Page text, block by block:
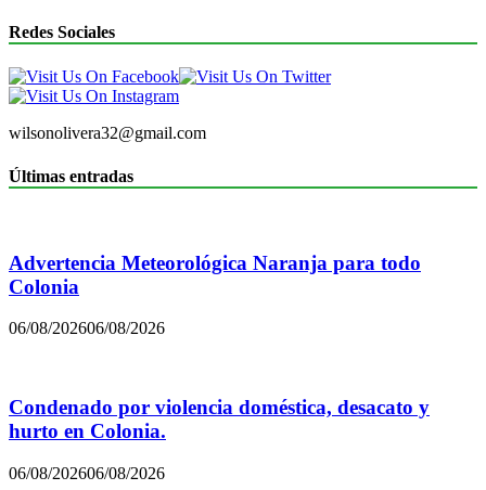
Redes Sociales
wilsonolivera32@gmail.com
Últimas entradas
Advertencia Meteorológica Naranja para todo
Colonia
06/08/202606/08/2026
Condenado por violencia doméstica, desacato y
hurto en Colonia.
06/08/202606/08/2026